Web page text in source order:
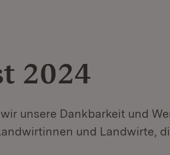
2024
unsere Dankbarkeit und
und Landwirte,